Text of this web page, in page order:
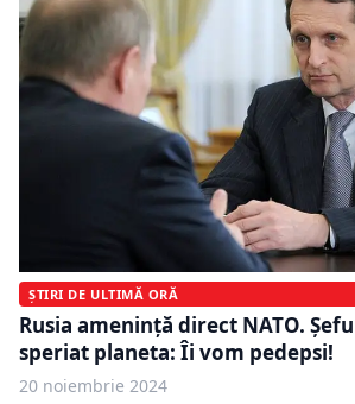
ȘTIRI DE ULTIMĂ ORĂ
Rusia amenință direct NATO.
speriat planeta: Îi vom pedepsi!
20 noiembrie 2024